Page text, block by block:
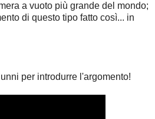
a vuoto più grande del mondo;
di questo tipo fatto così... in
per introdurre l'argomento!